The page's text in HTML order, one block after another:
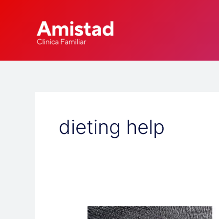
dieting help
El